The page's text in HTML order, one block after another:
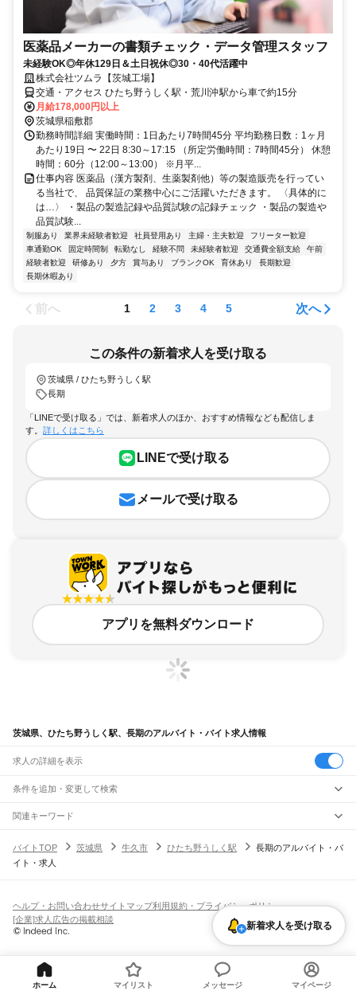
医薬品メーカーの書類チェック・データ管理スタッフ
未経験OK◎年休129日＆土日祝休◎30・40代活躍中
株式会社ツムラ【茨城工場】
交通・アクセス ひたち野うしく駅・荒川沖駅から車で約15分
月給178,000円以上
茨城県稲敷郡
勤務時間詳細 実働時間：1日あたり7時間45分 平均勤務日数：1ヶ月
あたり19日 〜 22日 8:30～17:15 （所定労働時間：7時間45分） 休憩
時間：60分（12:00～13:00） ※月平...
仕事内容 医薬品（漢方製剤、生薬製剤他）等の製造販売を行ってい
る当社で、 品質保証の業務中心にご活躍いただきます。 〈具体的に
は…〉 ・製品の製造記録や品質試験の記録チェック ・製品の製造や
品質試験...
制服あり 業界未経験者歓迎 社員登用あり 主婦・主夫歓迎
フリーター歓迎
車通勤OK
固定時間制 転勤なし 経験不問 未経験者歓迎 交通費全額支給
午前
経験者歓迎
研修あり 夕方 賞与あり ブランクOK 育休あり
長期歓迎
長期休暇あり
前へ 1 2 3 4 5 次へ
この条件の新着求人を受け取る
茨城県 / ひたち野うしく駅
長期
「LINEで受け取る」では、新着求人のほか、おすすめ情報なども配信しま
す。 詳しくはこちら
LINEで受け取る
メールで受け取る
アプリを無料ダウンロード
茨城県、ひたち野うしく駅、長期のアルバイト・バイト求人情報
求人の詳細を表示
条件を追加・変更して検索
市区町村を追加・変更
茨城県すべて
水戸市
行方市鉾田市つくばみらい市小美玉市東茨城郡 那珂郡 久慈郡
結城郡
猿島郡北相馬郡
駅を追加・変更
大甕駅常陸多賀駅日立駅小木津駅十王駅高萩駅南中郷駅
宇都宮線
JR常磐線(上野～取手)
取手駅
職種を追加・変更
飲食・フードサービスすべて
ホールスタッフキッチンスタッフ 皿洗い・洗い場 精肉・鮮魚加工
パン屋（ベーカリー）
バー（BAR）・バーテンダー
飲食店（店長・マネージャー）
営業・販売
営業テレフォンアポインター（テレアポ） ルートセールス
人気
日払いOK高校生歓迎 髪型・髪色自由ひげOKネイルOK
留学生・外国人活躍中
単発・1日OK
期間限定（春夏冬休み等）
シフト
雇用形態を追加・変更
契約社員
派遣社員
関連キーワード
バイトTOP
茨城県 牛久市 ひたち野うしく駅
長期のアルバイト・バ
イト・求人
新着求人を受け取る
ヘルプ・お問い合わせサイトマップ利用規約・プライバシーポリシー
[企業]求人広告の掲載相談
ホーム マイリスト メッセージ マイページ